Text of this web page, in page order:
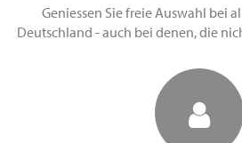
Geniessen Sie freie Auswahl bei
Deutschland - auch bei denen, die